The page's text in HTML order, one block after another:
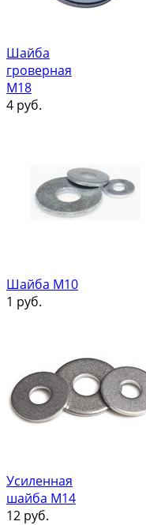
Шайба
гроверная
М18
4 руб.
Шайба М10
1 руб.
Усиленная
шайба М14
12 руб.